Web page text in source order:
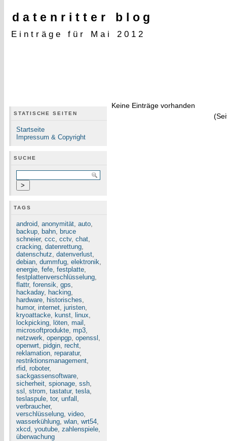
datenritter blog
Einträge für Mai 2012
STATISCHE SEITEN
Startseite
Impressum & Copyright
SUCHE
TAGS
android, anonymität, auto,
backup, bahn, bruce
schneier, ccc, cctv, chat,
cracking, datenrettung,
datenschutz, datenverlust,
debian, dummfug, elektronik,
energie, fefe, festplatte,
festplattenverschlüsselung,
flattr, forensik, gps,
hackaday, hacking,
hardware, historisches,
humor, internet, juristen,
kryoattacke, kunst, linux,
lockpicking, löten, mail ,
microsoftprodukte, mp3,
netzwerk, openpgp, openssl ,
openwrt, pidgin, recht,
reklamation, reparatur,
restriktionsmanagement,
rfid, roboter,
sackgassensoftware,
sicherheit, spionage, ssh,
ssl , strom, tastatur, tesla,
teslaspule, tor, unfall ,
verbraucher,
verschlüsselung, video,
wasserkühlung, wlan, wrt54,
xkcd, youtube, zahlenspiele,
überwachung
Keine Einträge vorhanden